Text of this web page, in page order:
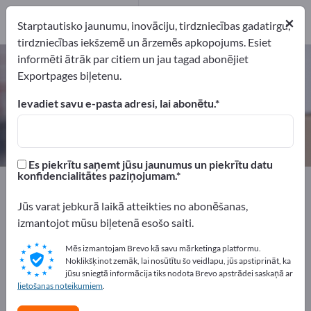
Šķautņu aizsargleņķi – atrodiet
ražotājus un piegādātājus
3
Ražotājs
Exportpages
Transports un iepakošana
Iepakošanas materiāli
Šķautņu aizsargleņķi
Reklāmējieties bez maksas
Exportpages!
Pieprasījumi – Piedāvājumi – Lietotas preces – Biznesa
×
Starptautisko jaunumu, inovāciju, tirdzniecības gadatirgu,
tirdzniecības iekšzemē un ārzemēs apkopojums. Esiet
informēti ātrāk par citiem un jau tagad abonējiet
Exportpages biļetenu.
Ievadiet savu e-pasta adresi, lai abonētu.
Es piekrītu saņemt jūsu jaunumus un piekrītu datu
konfidencialitātes paziņojumam.
Jūs varat jebkurā laikā atteikties no abonēšanas,
izmantojot mūsu biļetenā esošo saiti.
Mēs izmantojam Brevo kā savu mārketinga platformu.
Noklikšķinot zemāk, lai nosūtītu šo veidlapu, jūs apstiprināt, ka
jūsu sniegtā informācija tiks nodota Brevo apstrādei saskaņā ar
lietošanas noteikumiem.